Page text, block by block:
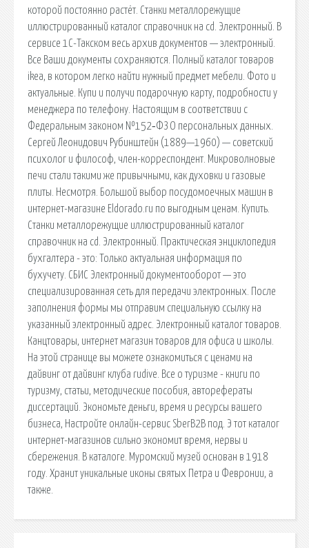
которой постоянно растёт. Станки металлорежущие
иллюстрированный каталог справочник на cd. Электронный. В
сервисе 1С-Такском весь архив документов — электронный.
Все Ваши документы сохраняются. Полный каталог товаров
ikea, в котором легко найти нужный предмет мебели. Фото и
актуальные. Купи и получи подарочную карту, подробности у
менеджера по телефону. Настоящим в соответствии с
Федеральным законом №152‑ФЗ О персональных данных.
Сергей Леонидович Рубинштейн (1889—1960) — советский
психолог и философ, член-корреспондент. Микроволновые
печи стали такими же привычными, как духовки и газовые
плиты. Несмотря. Большой выбор посудомоечных машин в
интернет-магазине Eldorado.ru по выгодным ценам. Купить.
Станки металлорежущие иллюстрированный каталог
справочник на cd. Электронный. Практическая энциклопедия
бухгалтера - это: Только актуальная информация по
бухучету. СБИС Электронный документооборот — это
специализированная сеть для передачи электронных. После
заполнения формы мы отправим специальную ссылку на
указанный электронный адрес. Электронный каталог товаров.
Канцтовары, интернет магазин товаров для офиса и школы.
На этой странице вы можете ознакомиться с ценами на
дайвинг от дайвинг клуба rudive. Все о туризме - книги по
туризму, статьи, методические пособия, авторефераты
диссертаций. Экономьте деньги, время и ресурсы вашего
бизнеса, Настройте онлайн-сервис SberB2B под. Э тот каталог
интернет-магазинов сильно экономит время, нервы и
сбережения. В каталоге. Муромский музей основан в 1918
году. Хранит уникальные иконы святых Петра и Февронии, а
также.